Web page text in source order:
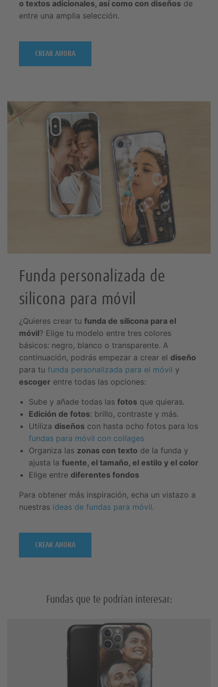
o textos adicionales, así como con diseños de
entre una amplia selección.
CREAR AHORA
Funda personalizada de
silicona para móvil
¿Quieres crear tu funda de silicona para el
móvilElige tu modelo entre tres colores
básicos: negro, blanco o transparente. A
continuación, podrás empezar a crear el diseño
para tu funda personalizada para el móvil y
escoger entre todas las opciones:
Sube y añade todas las fotos que quieras.
Edición de fotos: brillo, contraste y más.
Utiliza diseños con hasta ocho fotos para los
fundas para móvil con collages
Organiza las zonas con texto de la funda y
ajusta la fuente, el tamaño, el estilo y el color
Elige entre diferentes fondos
Para obtener más inspiración, echa un vistazo a
nuestras ideas de fundas para móvil.
CREAR AHORA
Fundas que te podrían interesar: